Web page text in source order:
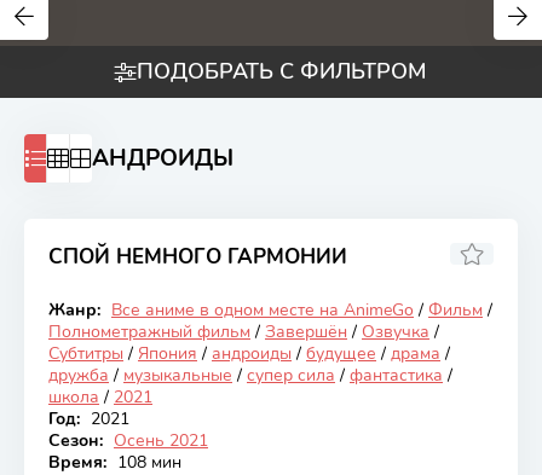
1.7
ПОДОБРАТЬ С ФИЛЬТРОМ
АНДРОИДЫ
СПОЙ НЕМНОГО ГАРМОНИИ
Закончен
7.69
Жанр: Все аниме в одном месте на AnimeGo / Фильм /
Полнометражный фильм / Завершён / Озвучка /
Субтитры / Япония / андроиды / будущее / драма /
дружба / музыкальные / супер сила / фантастика /
школа / 2021
Год: 2021
Сезон: Осень 2021
Время: 108 мин